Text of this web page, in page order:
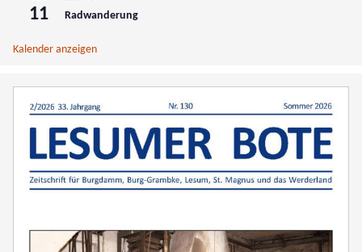
11 Radwanderung
Kalender anzeigen